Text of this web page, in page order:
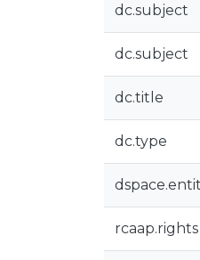
dc.subject
dc.subject
dc.title
dc.type
rcaap.rights